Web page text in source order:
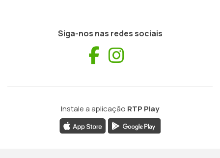
Siga-nos nas redes sociais
Facebook
Instale a aplicação RTP Play